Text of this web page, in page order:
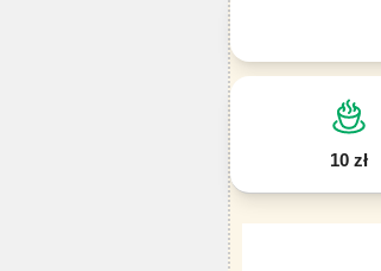
10 zł